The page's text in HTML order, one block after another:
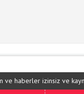
ve haberler izinsiz ve